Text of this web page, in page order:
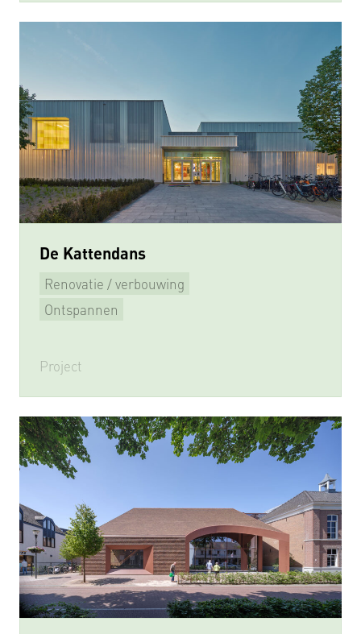
De Kattendans
Renovatie / verbouwing
Ontspannen
Project